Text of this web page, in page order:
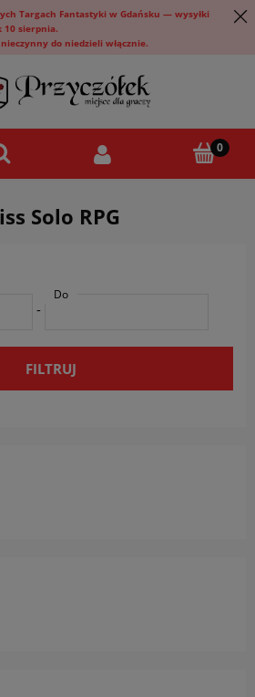
Targach Fantastyki w Gdańsku — wysyłki
10 sierpnia.
do niedzieli włącznie.
Solo RPG
-
Do
FILTRUJ